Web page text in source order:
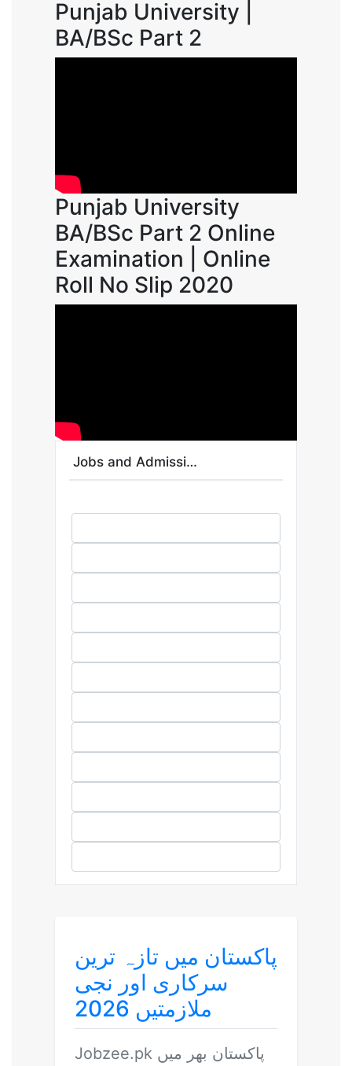
Punjab University |
BA/BSc Part 2
Punjab University
BA/BSc Part 2 Online
Examination | Online
Roll No Slip 2020
Jobs and Admissions
پاکستان میں تازہ ترین
سرکاری اور نجی
ملازمتیں 2026
Jobzee.pk